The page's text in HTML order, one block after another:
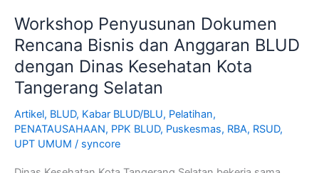
Workshop Penyusunan Dokumen
Rencana Bisnis dan Anggaran BLUD
dengan Dinas Kesehatan Kota
Tangerang Selatan
Artikel, BLUD, Kabar BLUD/BLU, Pelatihan,
PENATAUSAHAAN, PPK BLUD, Puskesmas, RBA, RSUD,
UPT UMUM / syncore